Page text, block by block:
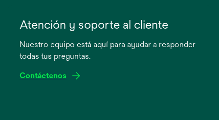
abre
pestaña
Atención y soporte al cliente
Nuestro equipo está aquí para ayudar a responder
todas tus preguntas.
Contáctenos